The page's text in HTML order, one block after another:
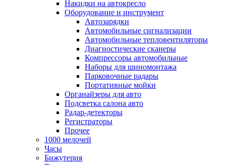
Накидки на автокресло
Оборудование и инструмент
Автозарядки
Автомобильные сигнализации
Автомобильные тепловентиляторы
Диагностические сканеры
Компрессоры автомобильные
Наборы для шиномонтажа
Парковочные радары
Портативные мойки
Органайзеры для авто
Подсветка салона авто
Радар-детекторы
Регистраторы
Прочее
1000 мелочей
Часы
Бижутерия